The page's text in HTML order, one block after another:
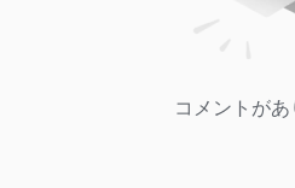
コメントが